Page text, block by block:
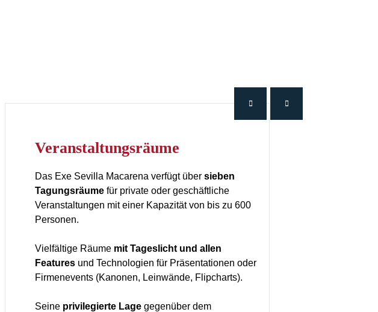
Veranstaltungsräume
Das Exe Sevilla Macarena verfügt über sieben
Tagungsräume für private oder geschäftliche
Veranstaltungen mit einer Kapazität von bis zu 600
Personen.
Vielfältige Räume mit Tageslicht und allen
Features und Technologien für Präsentationen oder
Firmenevents (Kanonen, Leinwände, Flipcharts).
Seine privilegierte Lage gegenüber dem